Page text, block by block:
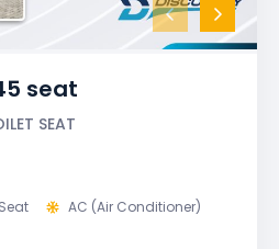
seat
SEAT
AC (Air Conditioner)